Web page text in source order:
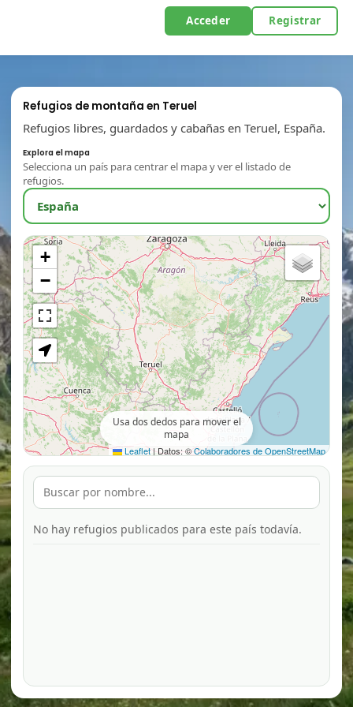
Acceder Registrar
Refugios de montaña en Teruel
Refugios libres, guardados y cabañas en Teruel, España.
Explora el mapa
Selecciona un país para centrar el mapa y ver el listado de
refugios.
+
−
Leaflet |Datos: ©Colaboradores de OpenStreetMap
Usa dos dedos para mover el
mapa
No hay refugios publicados para este país todavía.